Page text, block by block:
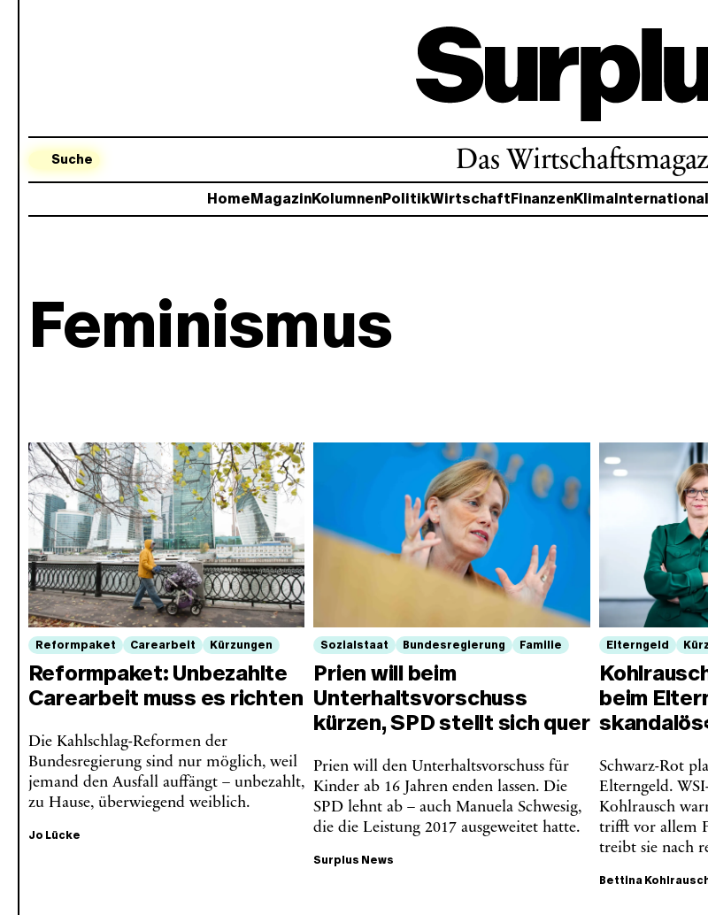
Suche Das
HomeMagazinKolumnenPolitikWirtschaftFinanzenKlima
Feminismus
Reformpaket Carearbeit Kürzungen
Reformpaket: Unbezahlte
Carearbeit muss es richten
Die Kahlschlag-Reformen der
Bundesregierung sind nur möglich, weil
jemand den Ausfall auffängt – unbezahlt,
zu Hause, überwiegend weiblich.
Jo Lücke
Sozialstaat Bundesregierung Familie
Prien will beim
Unterhaltsvorschuss
kürzen, SPD stellt sich quer
Prien will den Unterhaltsvorschuss für
Kinder ab 16 Jahren enden lassen. Die
SPD lehnt ab – auch Manuela Schwesig,
die die Leistung 2017 ausgeweitet hatte.
Surplus News
Elterngeld
beim
Schwarz-Rot
Elterngeld.
Kohlrausch
trifft vor allem
treibt sie nach
Bettina